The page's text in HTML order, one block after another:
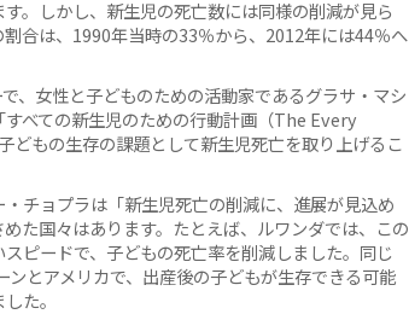
。しかし、新生児の死亡数には同様の削減が見ら
合は、1990年当時の33％から、2012年には44％へ
、女性と子どものための活動家であるグラサ・マシ
べての新生児のための行動計画（The Every
もの生存の課題として新生児死亡を取り上げるこ
チョプラは「新生児死亡の削減に、進展が見込め
た国々はあります。たとえば、ルワンダでは、この
ピードで、子どもの死亡率を削減しました。同じ
とアメリカで、出産後の子どもが生存できる可能
た。